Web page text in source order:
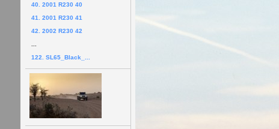
40. 2001 R230 40
41. 2001 R230 41
42. 2002 R230 42
122. SL65_Black_...